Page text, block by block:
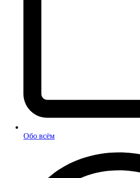
Обо всём